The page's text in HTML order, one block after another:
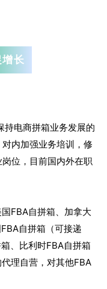
长
持电商拼箱业务发展的
内加强业务培训，修
位，目前国内外在职
FBA自拼箱、加拿大
自拼箱（可接递
、比利时FBA自拼箱
理自营，对其他FBA